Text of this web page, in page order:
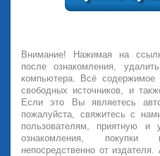
Внимание! Нажимая на
после ознакомления,
компьютера. Всё содержимое
свободных источников, и
Если это Вы являетесь
пожалуйста, свяжитесь с
пользователям, приятную и
ознакомления, покупки
непосредственно от